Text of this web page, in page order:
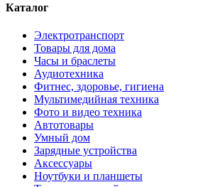
Каталог
Электротранспорт
Товары для дома
Часы и браслеты
Аудиотехника
Фитнес, здоровье, гигиена
Мультимедийная техника
Фото и видео техника
Автотовары
Умный дом
Зарядные устройства
Аксессуары
Ноутбуки и планшеты